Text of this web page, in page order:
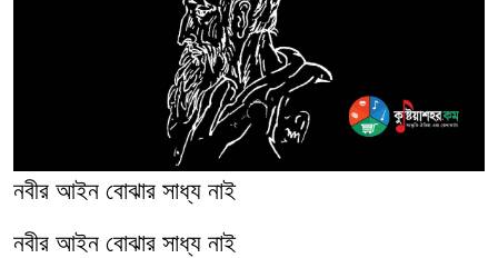
নবীর আইন বোঝার সাধ্য নাই
নবীর আইন বোঝার সাধ্য নাই